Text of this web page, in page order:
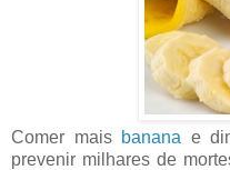
Comer mais banana e
prevenir milhares de